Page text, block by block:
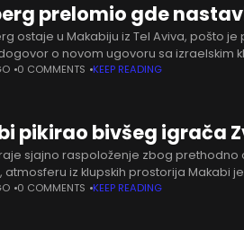
prelomio gde
ostaje u Makabiju iz Tel Aviva, pošto
o novom ugovoru sa izraelskim
bek će potpisati novi, poboljšani
0 COMMENTS KEEP READING
pikirao bivšeg igrača
sjajno raspoloženje zbog
atmosferu iz klupskih prostorija Makabi
dolazak, ali se punom parom u
0 COMMENTS KEEP READING